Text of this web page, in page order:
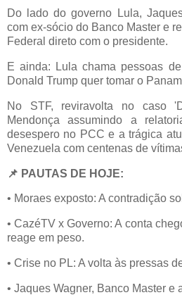
Do lado do governo Lula,
com ex-sócio do Banco Master e
Federal direto com o presidente.
E ainda: Lula chama pessoas
Donald Trump quer tomar o
No STF, reviravolta no caso
Mendonça assumindo a
desespero no PCC e a trágica
Venezuela com centenas de
📌 PAUTAS DE HOJE:
• Moraes exposto: A contradição
• CazéTV x Governo: A conta
reage em peso.
• Crise no PL: A volta às pressas
• Jaques Wagner, Banco Master e